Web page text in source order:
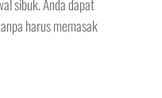
sibuk. Anda dapat
harus memasak